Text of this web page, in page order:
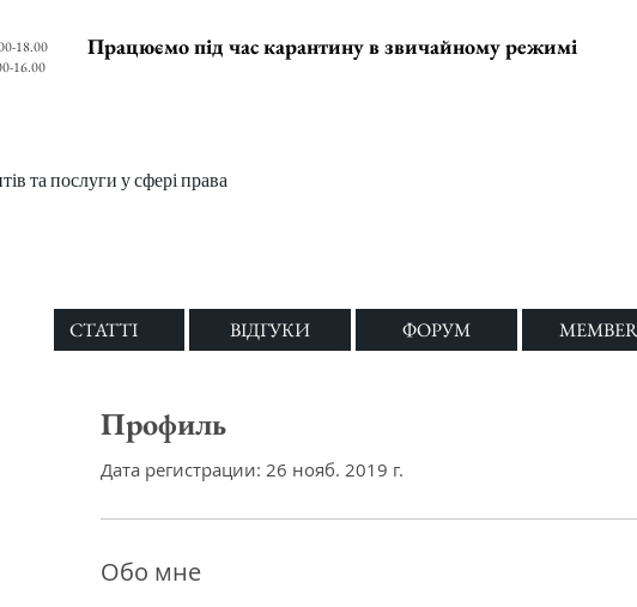
18.00
16.00
Працюємо під час карантину в звичайному режимі
та послуги у сфері права
СТАТТІ ВІДГУКИ ФОРУМ
Профиль
Дата регистрации: 26 нояб. 2019 г.
Обо мне